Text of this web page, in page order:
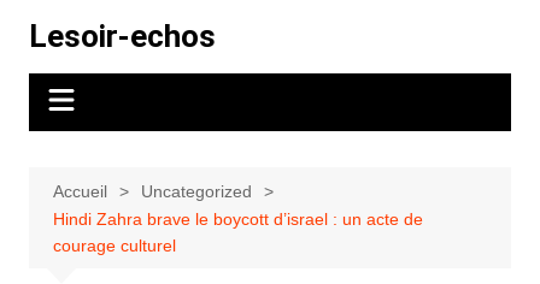
contenu
Lesoir-echos
Accueil
Uncategorized
Hindi Zahra brave le boycott d’israel : un acte de
courage culturel